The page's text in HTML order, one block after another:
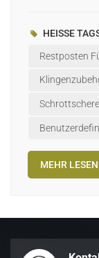
zwischen zwei
Scherkraft, den
während ein zu
Effizienz zu
die Reinheit der
HEISSE
Restposten
MEHR LESEN